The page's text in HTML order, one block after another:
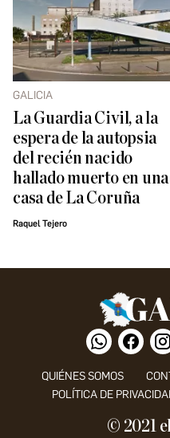
GALICIA
La Guardia Civil, a la
espera de la autopsia
del recién nacido
hallado muerto en una
casa de La Coruña
Raquel Tejero
QUIÉNES SOMOS
POLÍTICA DE
© 2021